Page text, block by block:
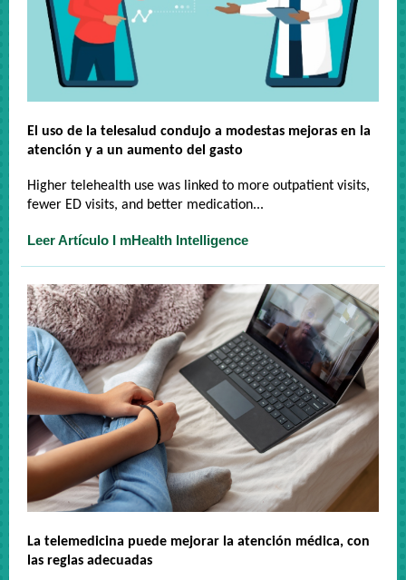
El uso de la telesalud condujo a modestas mejoras en la
atención y a un aumento del gasto
Higher telehealth use was linked to more outpatient visits,
fewer ED visits, and better medication...
Leer Artículo I mHealth Intelligence
La telemedicina puede mejorar la atención médica, con
las reglas adecuadas